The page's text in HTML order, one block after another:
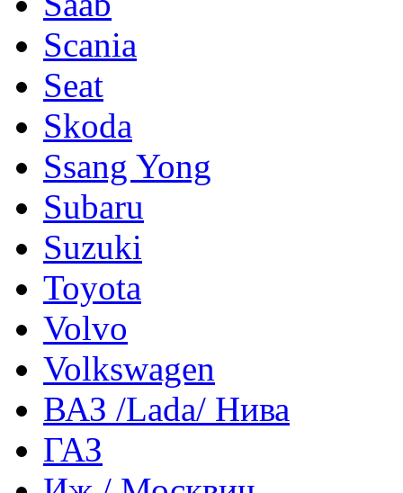
Scania
Seat
Skoda
Ssang Yong
Subaru
Suzuki
Toyota
Volvo
Volkswagen
ВАЗ /Lada/ Нива
ГАЗ